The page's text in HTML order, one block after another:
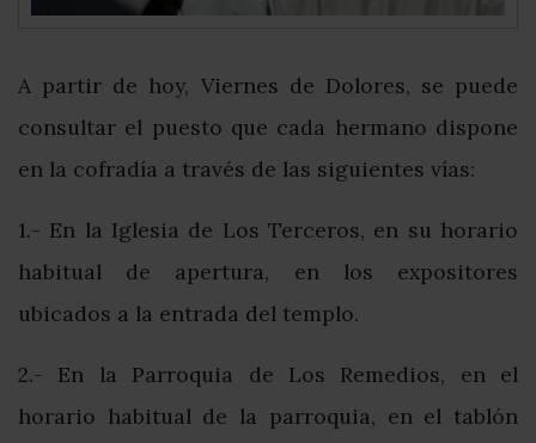
A partir de hoy, Viernes de Dolores, se puede
consultar el puesto que cada hermano dispone
en la cofradía a través de las siguientes vías:
1.- En la Iglesia de Los Terceros, en su horario
habitual de apertura, en los expositores
ubicados a la entrada del templo.
2.- En la Parroquia de Los Remedios, en el
horario habitual de la parroquia, en el tablón